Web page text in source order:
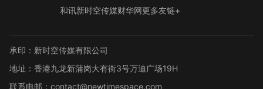
和讯新时空传媒财华网更多友链+
承印：新时空传媒有限公司
地址：香港九龙新蒲岗大有街3号万迪广场19H
联系电邮：contact@newtimespace.com